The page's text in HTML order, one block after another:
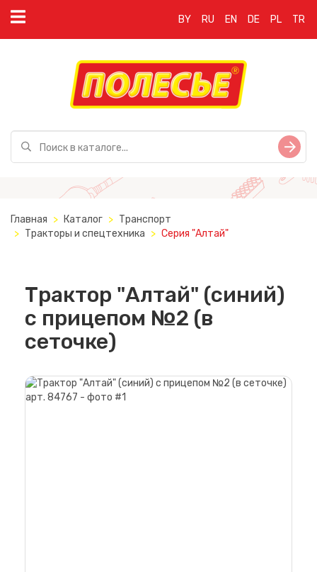
BY RU EN DE PL TR
Главная Каталог
Транспорт
Тракторы и спецтехника
Серия "Алтай"
Трактор "Алтай" (синий)
с прицепом №2 (в
сеточке)